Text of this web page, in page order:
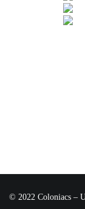
© 2022 Coloniacs –